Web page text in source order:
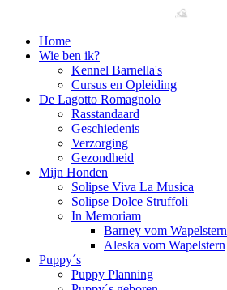
Home
Wie ben ik?
Kennel Barnella's
Cursus en Opleiding
De Lagotto Romagnolo
Rasstandaard
Geschiedenis
Verzorging
Gezondheid
Mijn Honden
Solipse Viva La Musica
Solipse Dolce Struffoli
In Memoriam
Barney vom Wapelstern
Aleska vom Wapelstern
Puppy´s
Puppy Planning